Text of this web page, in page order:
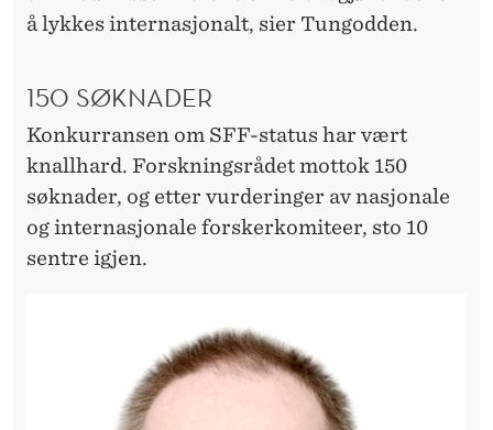
å lykkes internasjonalt, sier Tungodden.
150 SØKNADER
Konkurransen om SFF-status har vært
knallhard. Forskningsrådet mottok 150
søknader, og etter vurderinger av nasjonale
og internasjonale forskerkomiteer, sto 10
sentre igjen.